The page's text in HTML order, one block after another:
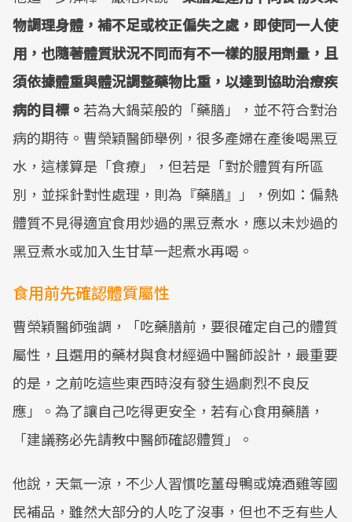
物調理身體，補不足或校正偏失之處，即使同一人使
用，也隨著體質狀況不同而有不一樣的服用劑量，且
須依據體重與體況調整藥物比重，以達到協助治療疾
病的目標。 若為大鍋菜般的「藥膳」，並不符合對治
病的期待。曹榮穎醫師舉例，很多產婦在產後喝黑豆
水，這樣算是「食療」，但若是「對於體質有所區
別，並採針對性處理，則為『藥膳』」，例如：偏熱
體質不見得適宜食用炒過的黑豆煮水，應以未炒過的
黑豆煮水或加入生甘草一起煮水再喝。
食用前先確認體質屬性
曹榮穎醫師強調，「吃藥膳前，要很確定自己的體質
屬性，且選用的藥材與食材經過中醫師設計，最重要
的是，之前吃這些東西時沒有發生過劇烈不良反
應」。為了讓自己吃得更安全，若有心食用藥膳，
「建議務必先請教中醫師確認體質」。
他說，天氣一涼，不少人習慣吃薑母鴨或燒酒雞等國
民補品，雖然大部分的人吃了沒事，但也不乏有些人